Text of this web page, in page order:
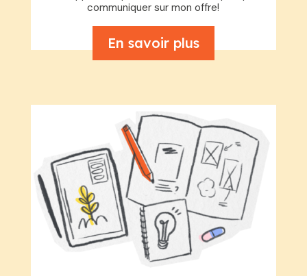
communiquer sur mon offre!
En savoir plus